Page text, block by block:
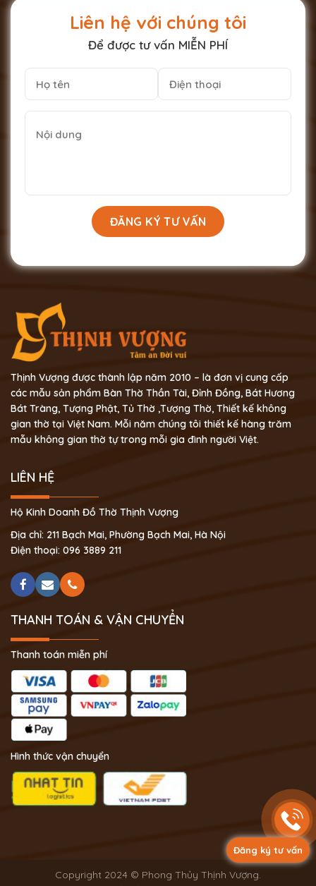
Đăng ký tư vấn
Liên hệ với chúng tôi
Để được tư vấn MIỄN PHÍ
Thịnh Vượng được thành lập năm 2010 – là đơn vị cung cấp
các mẫu sản phẩm Bàn Thờ Thần Tài, Đỉnh Đồng, Bát Hương
Bát Tràng, Tượng Phật, Tủ Thờ ,Tượng Thờ, Thiết kế không
gian thờ tại Việt Nam. Mỗi năm chúng tôi thiết kế hàng trăm
mẫu không gian thờ tự trong mỗi gia đình người Việt.
LIÊN HỆ
Hộ Kinh Doanh Đồ Thờ Thịnh Vượng
Địa chỉ: 211 Bạch Mai, Phường Bạch Mai, Hà Nội
Điện thoại: 096 3889 211
THANH TOÁN & VẬN CHUYỂN
Thanh toán miễn phí
Hình thức vận chuyển
Copyright 2024 © Phong Thủy Thịnh Vượng.